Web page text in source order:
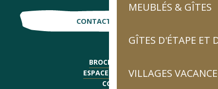
MEUBLÉS & GÎTES
GÎTES D'ÉTAPE ET
VILLAGES
CONTACTE-NOUS !
BROCHURES
ESPACE PRESSE
CGV